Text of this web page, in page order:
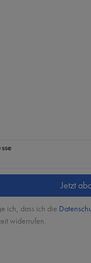
Jetzt
ich, dass ich die
widerrufen.